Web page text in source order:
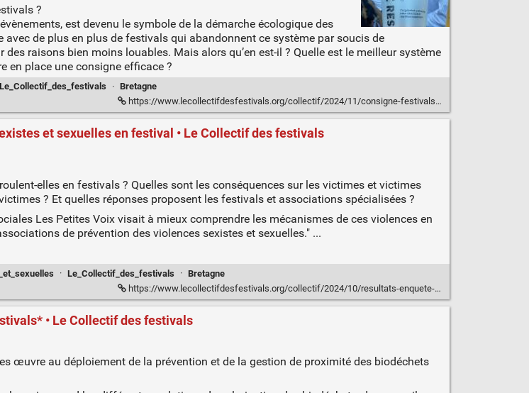
?
est devenu le symbole de la démarche écologique des
de plus en plus de festivals qui abandonnent ce système par soucis de
raisons bien moins louables. Mais alors qu’en est-il ? Quelle est le meilleur système
en place une consigne efficace ?
Le_Collectif_des_festivals · Bretagne
https://www.lecollectifdesfestivals.org/collectif/2024/11/consigne-festivals/
et sexuelles en festival • Le Collectif des festivals
elles en festivals ? Quelles sont les conséquences sur les victimes et victimes
? Et quelles réponses proposent les festivals et associations spécialisées ?
Les Petites Voix visait à mieux comprendre les mécanismes de ces violences en
de prévention des violences sexistes et sexuelles." ...
· Le_Collectif_des_festivals · Bretagne
https://www.lecollectifdesfestivals.org/collectif/2024/10/resultats-enquete-vss-festivals/
• Le Collectif des festivals
œuvre au déploiement de la prévention et de la gestion de proximité des biodéchets